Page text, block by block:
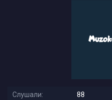
Слушали:
88